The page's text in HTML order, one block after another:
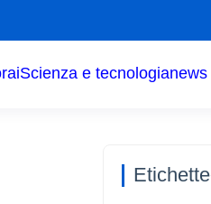
Scienza e tecnologianews
Etichette